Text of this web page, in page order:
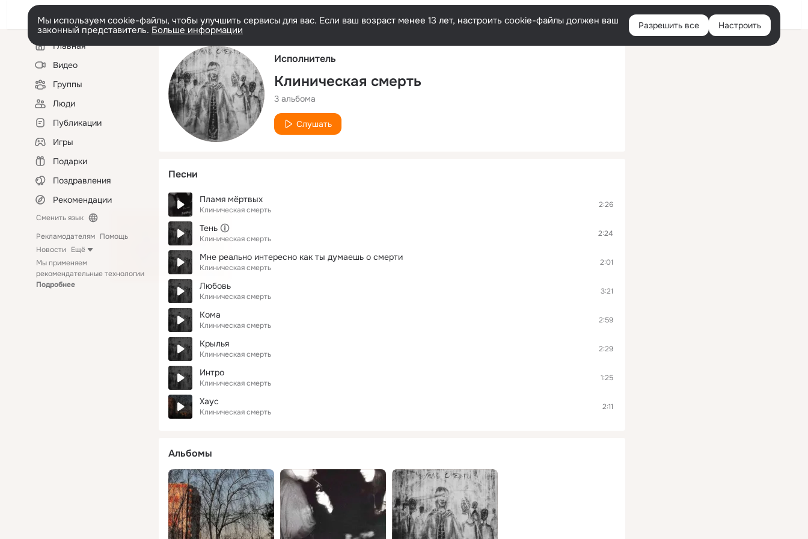
Русский Войти
Мы используем cookie-файлы, чтобы улучшить сервисы для вас. Если ваш возраст менее 13 лет, настроить cookie-файлы должен ваш
законный представитель. Больше информации Разрешить все Настроить
Левая
колонкаГлавная
Видео
Группы
Люди
Публикации
Игры
Подарки
Поздравления
Рекомендации
Сменить язык
Рекламодателям Помощь
Новости Ещё
Мы применяем
рекомендательные технологии
Подробнее
Исполнитель
Клиническая смерть
3 альбома
Слушать
Песни
Пламя мёртвых
Клиническая смерть
2:26
Тень
Клиническая смерть
2:24
Мне реально интересно как ты думаешь о смерти
Клиническая смерть
2:01
Любовь
Клиническая смерть
3:21
Кома
Клиническая смерть
2:59
Крылья
Клиническая смерть
2:29
Интро
Клиническая смерть
1:25
Хаус
Клиническая смерть
2:11
Альбомы